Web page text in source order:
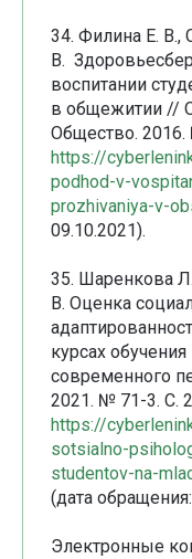
34. Филина Е. В.,
В.
воспитании
в общежитии //
Общество. 2016.
https://
podhod-v-
prozhivaniya-v-
09.10.2021).
35. Шаренкова
В. Оценка
курсах
современного
2021. № 71-3. С.
https://
sotsialno-
studentov-na-
(дата
Электронные